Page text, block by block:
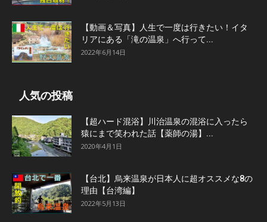
【動画＆写真】人生で一度は行きたい！イタ
リアにある「滝の温泉」へ行って...
2022年6月14日
人気の投稿
【超ハード混浴】川治温泉の混浴に入ったら
猿にまで笑われた話【薬師の湯】...
2020年4月1日
【台北】烏来温泉が日本人に超オススメな8の
理由【台湾編】
2022年5月13日